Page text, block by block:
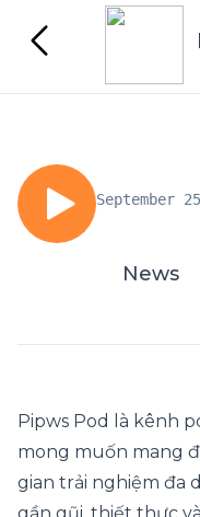
September
News
Pipws Pod là kênh
mong muốn mang
gian trải nghiệm đa